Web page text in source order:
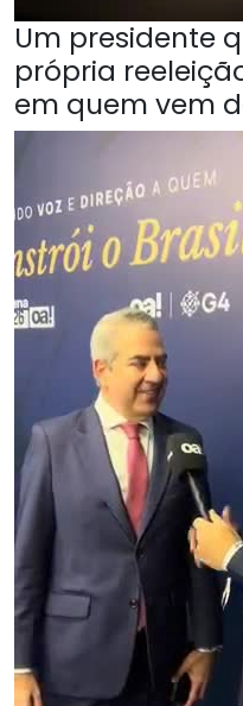
Um presidente
própria
em quem vem